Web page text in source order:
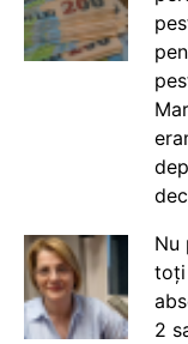
Nu
toți
2